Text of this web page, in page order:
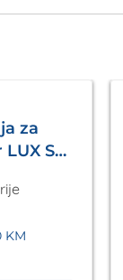
za
KM